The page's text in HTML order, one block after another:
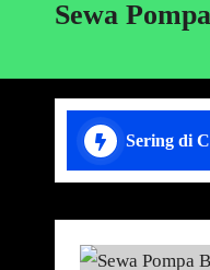
Sewa
Sering di
Lift Cor di Lampung